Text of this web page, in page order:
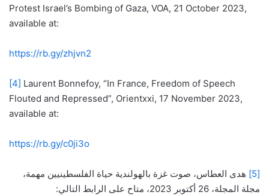
Protest Israel’s Bombing of Gaza, VOA, 21 October 2023,
available at:
https://rb.gy/zhjvn2
[4] Laurent Bonnefoy, “In France, Freedom of Speech
Flouted and Repressed”, Orientxxi, 17 November 2023,
available at:
https://rb.gy/c0ji3o
[5]
هدى العطاس، صوت غزة بالهولندية حياة الفلسطينيين مهمة،
مجلة المجلة، 26 أكتوبر 2023، متاح على الرابط التالي: